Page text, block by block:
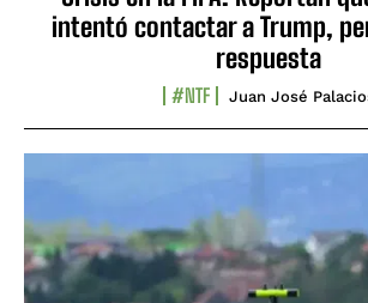
intentó contactar a Trump,
respuesta
#NTF Juan José